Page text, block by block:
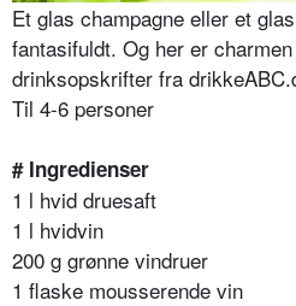
Et glas champagne eller et
fantasifuldt. Og her er
drinksopskrifter fra
Til 4-6 personer
# Ingredienser
1 l hvid druesaft
1 l hvidvin
200 g grønne vindruer
1 flaske mousserende vin